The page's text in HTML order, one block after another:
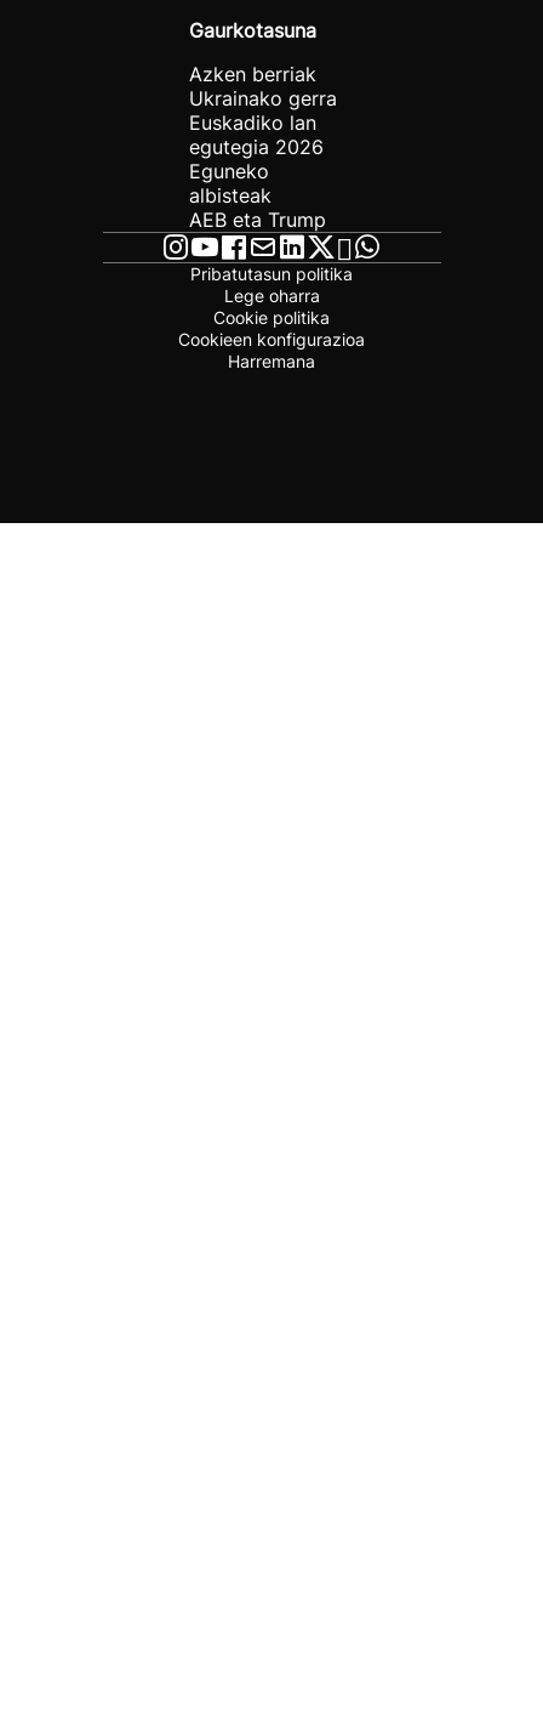
Gaurkotasuna
Azken berriak
Ukrainako gerra
Euskadiko lan
egutegia 2026
Eguneko
albisteak
AEB eta Trump
Pribatutasun politika
Lege oharra
Cookie politika
Cookieen konfigurazioa
Harremana